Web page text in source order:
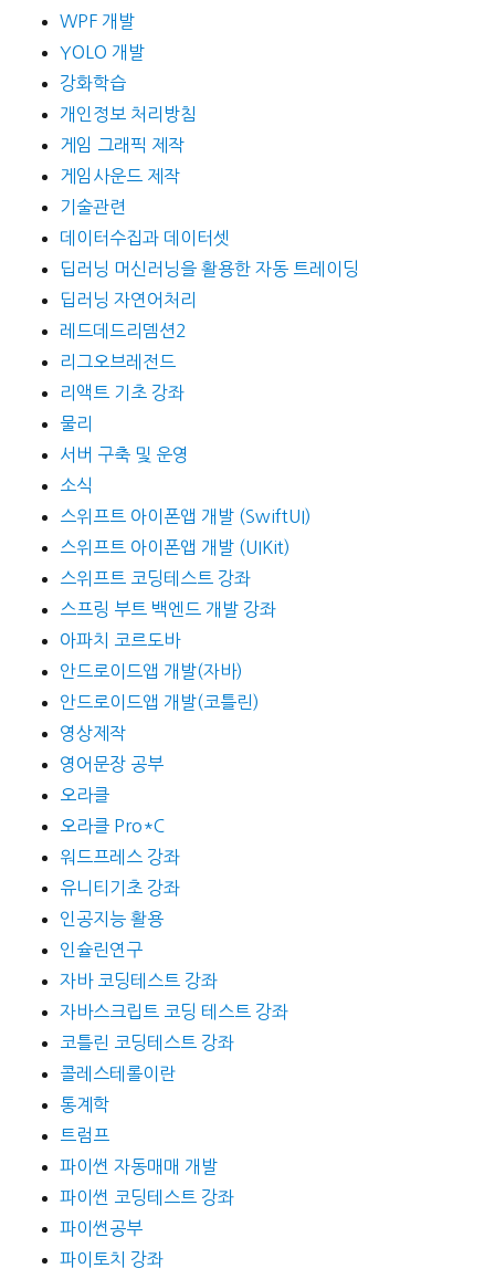
WPF 개발
YOLO 개발
강화학습
개인정보 처리방침
게임 그래픽 제작
게임사운드 제작
기술관련
데이터수집과 데이터셋
딥러닝 머신러닝을 활용한 자동 트레이딩
딥러닝 자연어처리
레드데드리뎀션2
리그오브레전드
리액트 기초 강좌
물리
서버 구축 및 운영
소식
스위프트 아이폰앱 개발 (SwiftUI)
스위프트 아이폰앱 개발 (UIKit)
스위프트 코딩테스트 강좌
스프링 부트 백엔드 개발 강좌
아파치 코르도바
안드로이드앱 개발(자바)
안드로이드앱 개발(코틀린)
영상제작
영어문장 공부
오라클
오라클 Pro*C
워드프레스 강좌
유니티기초 강좌
인공지능 활용
인슐린연구
자바 코딩테스트 강좌
자바스크립트 코딩 테스트 강좌
코틀린 코딩테스트 강좌
콜레스테롤이란
통계학
트럼프
파이썬 자동매매 개발
파이썬 코딩테스트 강좌
파이썬공부
파이토치 강좌